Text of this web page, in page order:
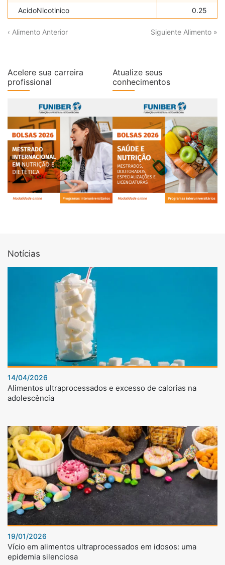
AcidoNicotinico
0.25
‹ Alimento Anterior Siguiente Alimento »
Acelere sua carreira
profissional
Atualize seus
conhecimentos
Notícias
14/04/2026
Alimentos ultraprocessados e excesso de calorias na
adolescência
19/01/2026
Vício em alimentos ultraprocessados em idosos: uma
epidemia silenciosa